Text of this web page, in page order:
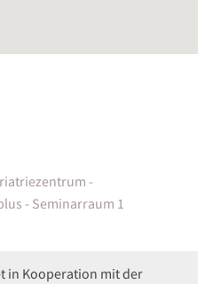
-
- Seminarraum 1
in Kooperation mit der